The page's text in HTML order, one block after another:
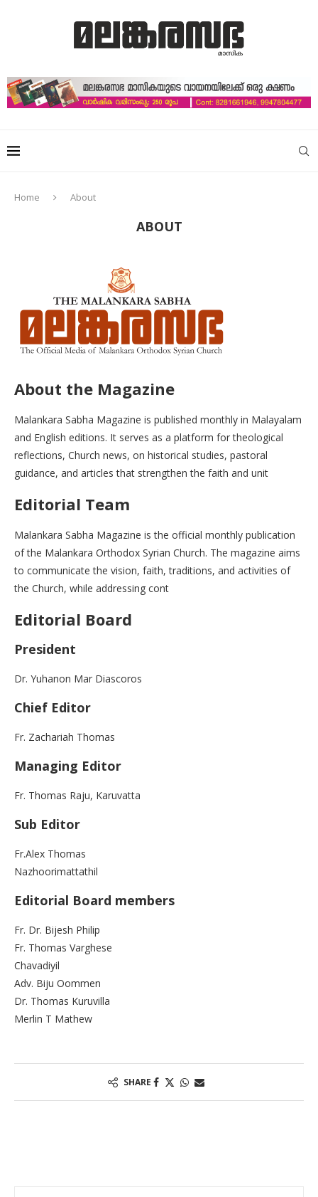
Home About
ABOUT
About the Magazine
Malankara Sabha Magazine is published monthly in Malayalam
and English editions. It serves as a platform for theological
reflections, Church news, on historical studies, pastoral
guidance, and articles that strengthen the faith and unit
Editorial Team
Malankara Sabha Magazine is the official monthly publication
of the Malankara Orthodox Syrian Church. The magazine aims
to communicate the vision, faith, traditions, and activities of
the Church, while addressing cont
Editorial Board
President
Dr. Yuhanon Mar Diascoros
Chief Editor
Fr. Zachariah Thomas
Managing Editor
Fr. Thomas Raju, Karuvatta
Sub Editor
Fr.Alex Thomas
Nazhoorimattathil
Editorial Board members
Fr. Dr. Bijesh Philip
Fr. Thomas Varghese
Chavadiyil
Adv. Biju Oommen
Dr. Thomas Kuruvilla
Merlin T Mathew
SHARE